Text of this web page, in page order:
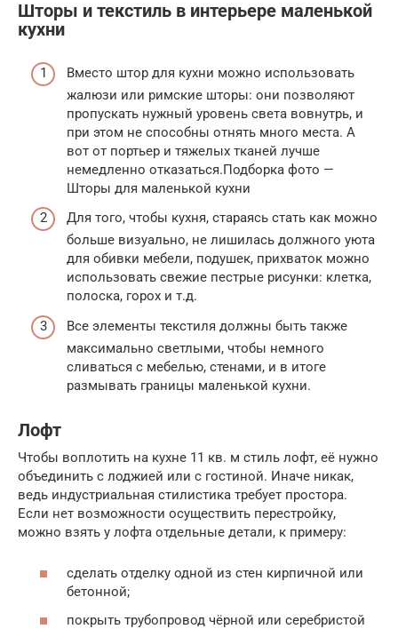
Шторы и текстиль в интерьере маленькой
кухни
Вместо штор для кухни можно использовать
жалюзи или римские шторы: они позволяют
пропускать нужный уровень света вовнутрь, и
при этом не способны отнять много места. А
вот от портьер и тяжелых тканей лучше
немедленно отказаться.Подборка фото —
Шторы для маленькой кухни
Для того, чтобы кухня, стараясь стать как можно
больше визуально, не лишилась должного уюта
для обивки мебели, подушек, прихваток можно
использовать свежие пестрые рисунки: клетка,
полоска, горох и т.д.
Все элементы текстиля должны быть также
максимально светлыми, чтобы немного
сливаться с мебелью, стенами, и в итоге
размывать границы маленькой кухни.
Лофт
Чтобы воплотить на кухне 11 кв. м стиль лофт, её нужно
объединить с лоджией или с гостиной. Иначе никак,
ведь индустриальная стилистика требует простора.
Если нет возможности осуществить перестройку,
можно взять у лофта отдельные детали, к примеру:
сделать отделку одной из стен кирпичной или
бетонной;
покрыть трубопровод чёрной или серебристой